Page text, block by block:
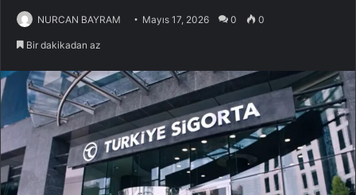
NURCAN BAYRAM Mayıs 17, 2026 0 0
Bir dakikadan az